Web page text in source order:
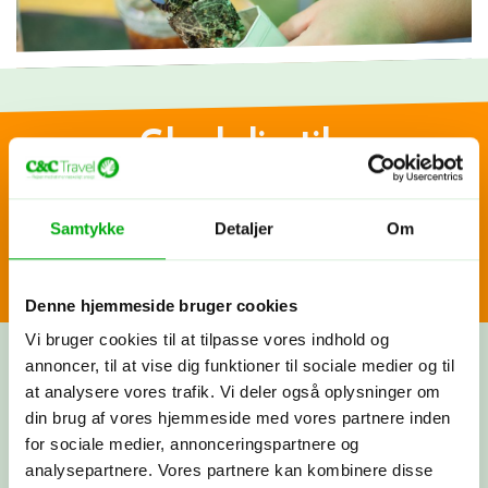
Samtykke Detaljer Om
Denne hjemmeside bruger cookies
Vi bruger cookies til at tilpasse vores indhold og
annoncer, til at vise dig funktioner til sociale medier og til
at analysere vores trafik. Vi deler også oplysninger om
din brug af vores hjemmeside med vores partnere inden
for sociale medier, annonceringspartnere og
analysepartnere. Vores partnere kan kombinere disse
Glæd dig til...
At se to sider af Bangkok
Sejltur ned ad Khlong Phae-kanalen
Skræddersy din egen
rejse
deler vores viden og erfaringer. Bagefter får du et
skræddersyet rejseforslag. Hvis synes om det, går vi i
som vi har aftalt. Nu har du sammensat din helt egen
rejse med os i ryggen - og vi tager os af alt det
praktiske.
Byg din rejse nu